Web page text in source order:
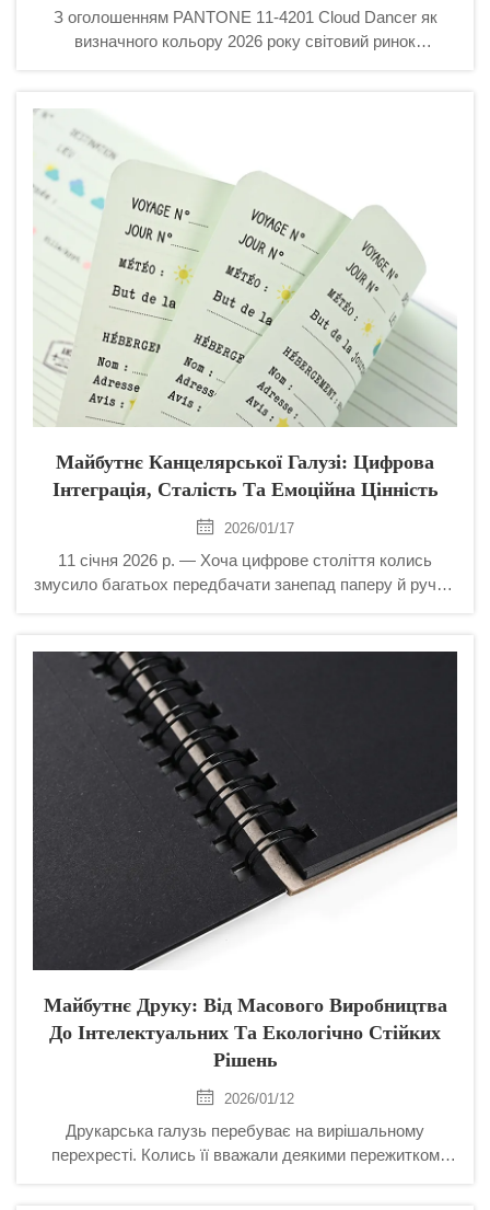
З оголошенням PANTONE 11-4201 Cloud Dancer як
визначного кольору 2026 року світовий ринок
колір більше не є лише естетичним вибором — це
Майбутнє Канцелярської Галузі: Цифрова
Інтеграція, Сталість Та Емоційна Цінність
2026/01/17
11 січня 2026 р. — Хоча цифрове століття колись
змусило багатьох передбачати занепад паперу й ручок,
переживає значну трансформацію. Зараз...
Майбутнє Друку: Від Масового Виробництва
До Інтелектуальних Та Екологічно Стійких
Рішень
2026/01/12
Друкарська галузь перебуває на вирішальному
перехресті. Колись її вважали деякими пережитком